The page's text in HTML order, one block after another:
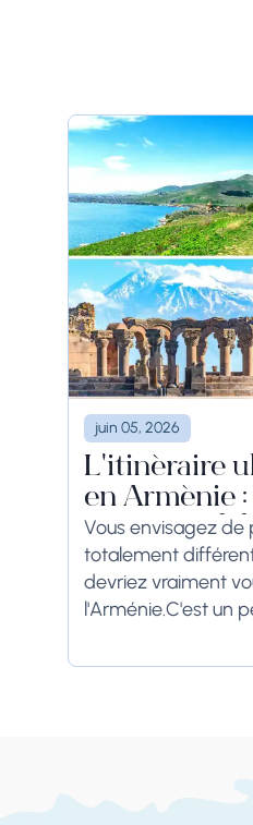
juin 05, 2026
L'itinéraire
en Arménie
voyageur
Vous envisagez de
totalement
devriez vraiment
l'Arménie.C'est un
situé à la croisée
un endroit très...